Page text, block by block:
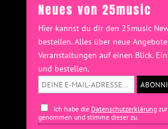
Neues von 25music
Hier kannst du dir den 25music
bestellen. Alles über neue
Veranstaltungen auf einen Blick.
und bestellen.
Ich habe die Datenschutzerklärungzur
genommen und stimme dieser zu.